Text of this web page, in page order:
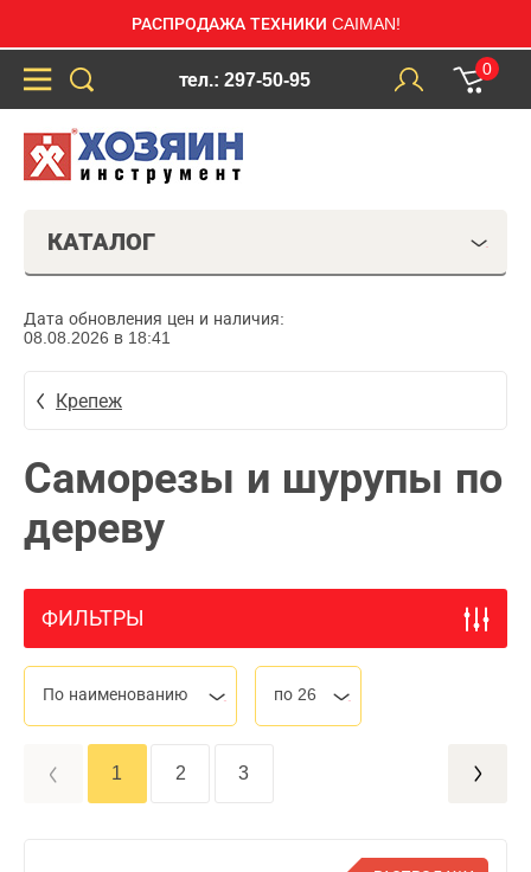
РАСПРОДАЖА ТЕХНИКИ CAIMAN!
тел.: 297-50-95
0
КАТАЛОГ
Дата обновления цен и наличия:
08.08.2026 в 18:41
Крепеж
Саморезы и шурупы по
дереву
ФИЛЬТРЫ
По наименованию по 26
1 2 3